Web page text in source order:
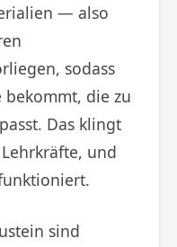
— also
sodass
bekommt, die zu
Das klingt
und
sind